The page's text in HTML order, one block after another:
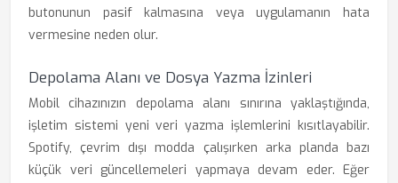
butonunun pasif kalmasına veya uygulamanın hata
vermesine neden olur.
Depolama Alanı ve Dosya Yazma İzinleri
Mobil cihazınızın depolama alanı sınırına yaklaştığında,
işletim sistemi yeni veri yazma işlemlerini kısıtlayabilir.
Spotify, çevrim dışı modda çalışırken arka planda bazı
küçük veri güncellemeleri yapmaya devam eder. Eğer